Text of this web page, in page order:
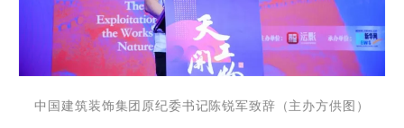
中国建筑装饰集团原纪委书记陈锐军致辞 （主办方供图）